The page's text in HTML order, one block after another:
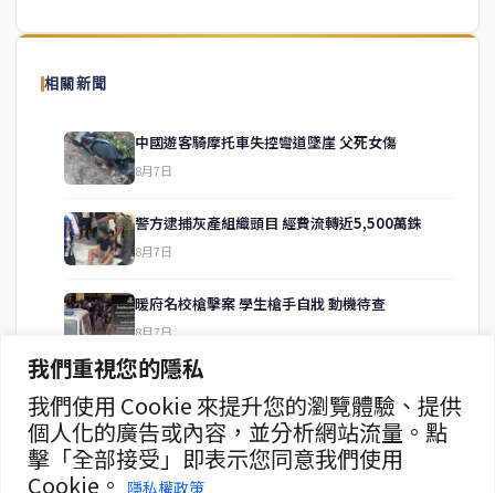
我們重視您的隱私
我們使用 Cookie 來提升您的瀏覽體驗、提供
個人化的廣告或內容，並分析網站流量。點
擊「全部接受」即表示您同意我們使用
Cookie。
隱私權政策
相關新聞
中國遊客騎摩托車失控彎道墜崖 父死女傷
8月7日
警方逮捕灰產組織頭目 經費流轉近5,500萬銖
8月7日
暖府名校槍擊案 學生槍手自戕 動機待查
8月7日
暖武里名校發生槍擊案 2死15傷
8月7日
曼谷第二座街頭美食中心動工
泰國中文新聞（TCN）是一家總部設於曼谷的中文新聞媒體，致力於
供即時、客觀、多元的中文新聞內容。
房地產
聯絡資訊
歡迎來信洽詢合作事宜
或提供新聞線索